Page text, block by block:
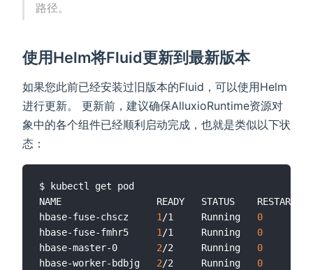
路径。
使用Helm将Fluid更新到最新版本
如果您此前已经安装过旧版本的Fluid，可以使用Helm
进行更新。 更新前，建议确保AlluxioRuntime资源对
象中的各个组件已经顺利启动完成，也就是类似以下状
态：
$ kubectl get pod
NAME                 READY   STATUS    RESTARTS
hbase-fuse-chscz 1 /1     Running 0
hbase-fuse-fmhr5 1 /1     Running 0
hbase-master-0 2/2     Running 0
hbase-worker-bdbjg 2/2     Running 0